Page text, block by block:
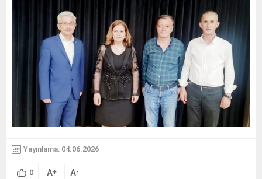
Yayınlama: 04.06.2026
0 A+ A-